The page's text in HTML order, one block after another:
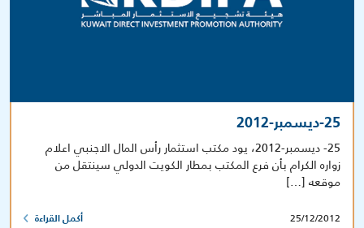
25-ديسمبر-2012
25- ديسمبر-2012، يود مكتب استثمار رأس المال الاجنبي اعلام
زواره الكرام بأن فرع المكتب بمطار الكويت الدولي سينتقل من
موقعه […]
25/12/2012 أكمل القراءة